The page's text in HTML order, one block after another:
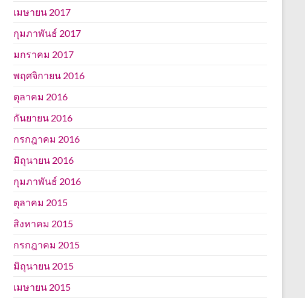
เมษายน 2017
กุมภาพันธ์ 2017
มกราคม 2017
พฤศจิกายน 2016
ตุลาคม 2016
กันยายน 2016
กรกฎาคม 2016
มิถุนายน 2016
กุมภาพันธ์ 2016
ตุลาคม 2015
สิงหาคม 2015
กรกฎาคม 2015
มิถุนายน 2015
เมษายน 2015